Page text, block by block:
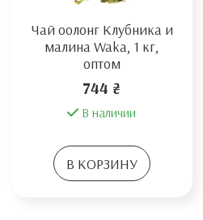
Чай оолонг Клубника и
малина Waka, 1 кг,
оптом
744 ₴
В наличии
В КОРЗИНУ